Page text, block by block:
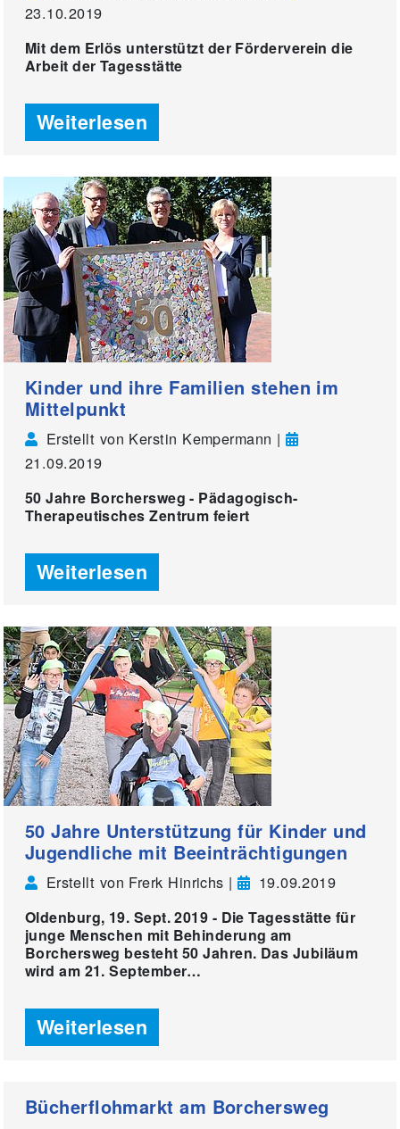
23.10.2019
Mit dem Erlös unterstützt der Förderverein die
Arbeit der Tagesstätte
Weiterlesen
Kinder und ihre Familien stehen im
Mittelpunkt
Erstellt von Kerstin Kempermann |
21.09.2019
50 Jahre Borchersweg - Pädagogisch-
Therapeutisches Zentrum feiert
Weiterlesen
50 Jahre Unterstützung für Kinder und
Jugendliche mit Beeinträchtigungen
Erstellt von Frerk Hinrichs | 19.09.2019
Oldenburg, 19. Sept. 2019 - Die Tagesstätte für
junge Menschen mit Behinderung am
Borchersweg besteht 50 Jahren. Das Jubiläum
wird am 21. September…
Weiterlesen
Bücherflohmarkt am Borchersweg